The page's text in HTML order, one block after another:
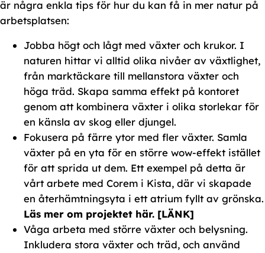
är några enkla tips för hur du kan få in mer natur på
arbetsplatsen:
Jobba högt och lågt med växter och krukor. I
naturen hittar vi alltid olika nivåer av växtlighet,
från marktäckare till mellanstora växter och
höga träd. Skapa samma effekt på kontoret
genom att kombinera växter i olika storlekar för
en känsla av skog eller djungel.
Fokusera på färre ytor med fler växter. Samla
växter på en yta för en större wow-effekt istället
för att sprida ut dem. Ett exempel på detta är
vårt arbete med Corem i Kista, där vi skapade
en återhämtningsyta i ett atrium fyllt av grönska.
Läs mer om projektet här. [LÄNK]
Våga arbeta med större växter och belysning.
Inkludera stora växter och träd, och använd